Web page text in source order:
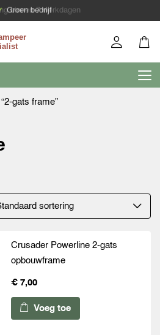
Groen bedrijf
binnen 7 werkdagen
gats frame”
Crusader Powerline 2-gats
opbouwframe
€ 7,00
Voeg toe